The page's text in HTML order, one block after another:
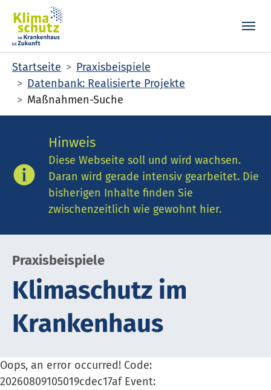
Skip to main content
Skip to page footer
You are here:
Startseite
Praxisbeispiele
Datenbank: Realisierte Projekte
Maßnahmen-Suche
Hinweis
Diese Webseite soll und wird wachsen.
Daran wird gerade intensiv gearbeitet. Die
bisherigen Inhalte finden Sie
zwischenzeitlich wie gewohnt hier.
Praxisbeispiele
Kli­ma­schutz im
Krank­en­haus
Oops, an error occurred! Code:
20260809105019cdec17af Event: